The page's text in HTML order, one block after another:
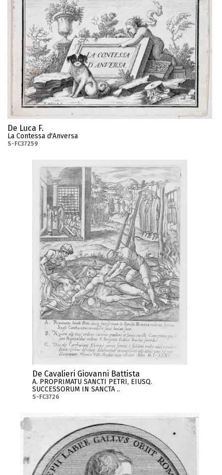
De Luca F.
La Contessa d'Anversa
S-FC37259
De Cavalieri Giovanni Battista
A. PROPRIMATU SANCTI PETRI, EIUSQ.
SUCCESSORUM IN SANCTA ..
S-FC3726